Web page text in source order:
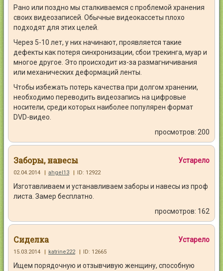
Рано или поздно мы сталкиваемся с проблемой хранения
своих видеозаписей. Обычные видеокассеты плохо
подходят для этих целей.
Через 5-10 лет, у них начинают, проявляется такие
дефекты как потеря синхронизации, сбои трекинга, муар и
многое другое. Это происходит из-за размагничивания
или механических деформаций ленты.
Чтобы избежать потерь качества при долгом хранении,
необходимо переводить видеозапись на цифровые
носители, среди которых наиболее популярен формат
DVD-видео.
просмотров: 200
Устарело
Заборы, навесы
02.04.2014 | ahgel13 | ID: 12922
Изготавливаем и устанавливаем заборы и навесы из проф
листа. Замер бесплатно.
просмотров: 162
Устарело
Сиделка
15.03.2014 | katrine222 | ID: 12665
Ищем порядочную и отзывчивую женщину, способную